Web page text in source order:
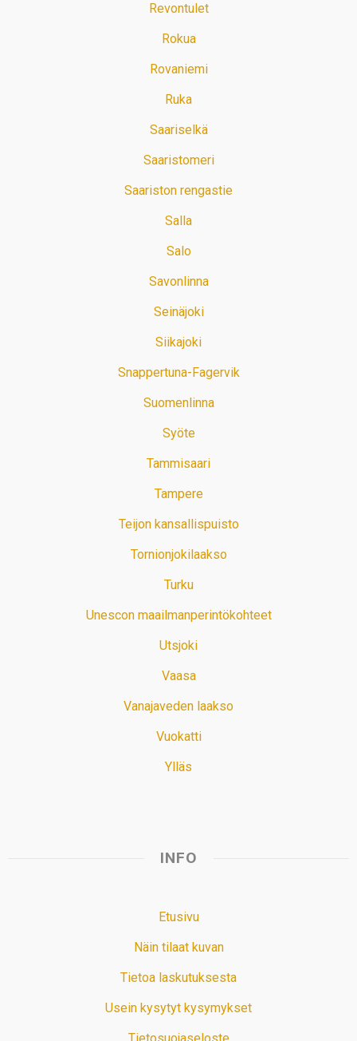
Revontulet
Rokua
Rovaniemi
Ruka
Saariselkä
Saaristomeri
Saariston rengastie
Salla
Salo
Savonlinna
Seinäjoki
Siikajoki
Snappertuna-Fagervik
Suomenlinna
Syöte
Tammisaari
Tampere
Teijon kansallispuisto
Tornionjokilaakso
Turku
Unescon maailmanperintökohteet
Utsjoki
Vaasa
Vanajaveden laakso
Vuokatti
Ylläs
INFO
Etusivu
Näin tilaat kuvan
Tietoa laskutuksesta
Usein kysytyt kysymykset